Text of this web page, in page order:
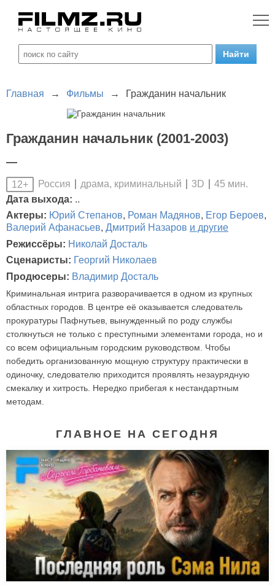
Главная → Фильмы → Гражданин начальник
Гражданин начальник (2001-2003)
—
12+ Россия драма, криминальный 3D
45 мин.
Дата выхода: ..
Актеры: Юрий Степанов, Роман Мадянов, Егор Бероев,
Валерий Афанасьев, Дмитрий Назаров и другие
Режиссёры: Николай Досталь
Сценаристы: Георгий Николаев
Продюсеры: Владимир Досталь
Криминальная интрига разворачивается в одном из крупных
областных городов. В центре её оказывается следователь
прокуратуры Пафнутьев, вынужденный по роду службы
столкнуться не только с преступными элементами города, но и
со всем официальным городским руководством. Чтобы
победить организованную мощную структуру практически в
одиночку, следователю приходится проявлять незаурядную
смекалку и хитрость. Нередко прибегая к нестандартным
методам.
ГЛАВНОЕ НА СЕГОДНЯ